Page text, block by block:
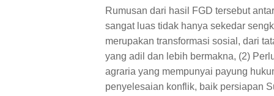
Rumusan dari hasil FGD tersebut
sangat luas tidak hanya sekedar
merupakan transformasi sosial, dari
yang adil dan lebih bermakna, (2)
agraria yang mempunyai payung
penyelesaian konflik, baik persiapan